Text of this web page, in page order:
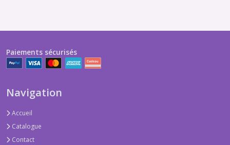
Paiements sécurisés
Navigation
Accueil
Catalogue
Contact